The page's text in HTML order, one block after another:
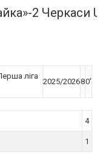
2 Черкаси
ліга
2025/202680'
4
1